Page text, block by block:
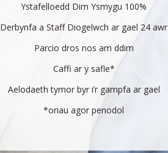
Ystafelloedd Dim Ysmygu 100%
Derbynfa a Staff Diogelwch ar gael 24 awr
Parcio dros nos am ddim
Caffi ar y safle*
Aelodaeth tymor byr i’r gampfa ar gael
*oriau agor penodol